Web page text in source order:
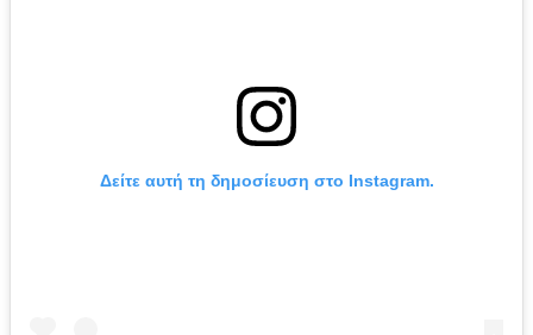
Δείτε αυτή τη δημοσίευση στο Instagram.